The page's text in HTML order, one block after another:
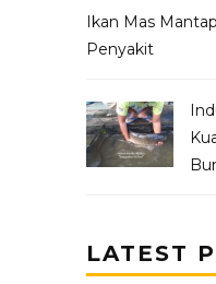
Ikan Mas
Penyakit
LATEST